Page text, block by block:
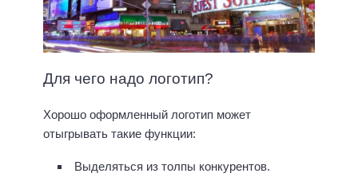
Для чего надо логотип?
Хорошо оформленный логотип может
отыгрывать такие функции:
Выделяться из толпы конкурентов.